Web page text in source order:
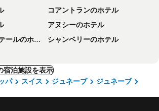
コアントランのホテル
アヌシーのホテル
ルのホテル
シャンベリーのホテル
宿泊施設を表示
パ スイス ジュネーブ
ジュネーブ